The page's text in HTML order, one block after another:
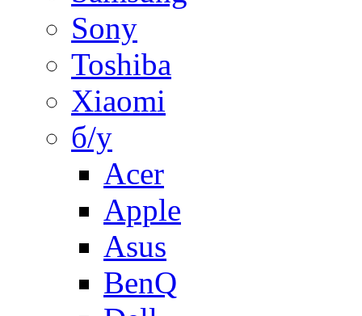
Sony
Toshiba
Xiaomi
б/у
Acer
Apple
Asus
BenQ